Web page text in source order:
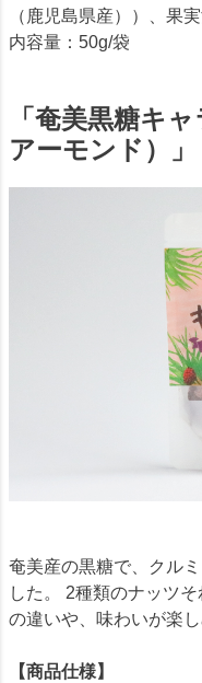
（鹿児島県産））、果
内容量：50g/袋
「奄美黒糖キ
アーモンド）」
奄美産の黒糖で、クル
した。 2種類のナッツ
の違いや、味わいが楽し
【商品仕様】